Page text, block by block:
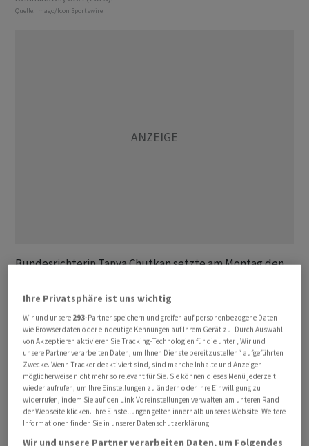
Quelle: Imago/Icon Sportswire
Bundesrichterin Tanya Chutkan setzte am Montag den
hatten beantragt, das Gerichtsverfahren erst ab April
2026 zu starten. «Herr Trump wird den
Verhandlungstermin unabhängig von seinem
Terminplan einhalten müssen», sagte Chutkan. Im
November 2024 wählen die Amerikaner einen neuen
Präsidenten. Im Feld der oppositionellen Republikaner
hat Trump bislang die besten Aussichten, zum
Herausforderer von Amtsinhaber und Demokrat Joe
Biden gekürt zu werden.
Ihre Privatsphäre ist uns wichtig
Wir und unsere 293-Partner speichern und greifen auf personenbezogene Daten
wie Browserdaten oder eindeutige Kennungen auf Ihrem Gerät zu. Durch Auswahl
von Akzeptieren aktivieren Sie Tracking-Technologien für die unter „Wir und
unsere Partner verarbeiten Daten, um Ihnen Dienste bereitzustellen“ aufgeführten
Zwecke. Wenn Tracker deaktiviert sind, sind manche Inhalte und Anzeigen
möglicherweise nicht mehr so relevant für Sie. Sie können dieses Menü jederzeit
wieder aufrufen, um Ihre Einstellungen zu ändern oder Ihre Einwilligung zu
widerrufen, indem Sie auf den Link Voreinstellungen verwalten am unteren Rand
der Webseite klicken. Ihre Einstellungen gelten innerhalb unseres Website. Weitere
Informationen finden Sie in unserer Datenschutzerklärung.
Wir und unsere Partner verarbeiten Daten, um Folgendes